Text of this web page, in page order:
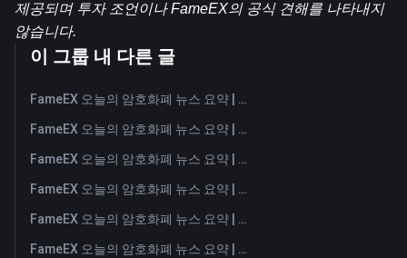
제공되며 투자 조언이나 FameEX의 공식 견해를 나타내지
않습니다.
이 그룹 내 다른 글
FameEX 오늘의 암호화폐 뉴스 요약 | 2026년 8월 7일
FameEX 오늘의 암호화폐 뉴스 요약 | 2026년 8월 6일
FameEX 오늘의 암호화폐 뉴스 요약 | 2026년 8월 5일
FameEX 오늘의 암호화폐 뉴스 요약 | 2026년 8월 4일
FameEX 오늘의 암호화폐 뉴스 요약 | 2026년 8월 3일
FameEX 오늘의 암호화폐 뉴스 요약 | 2026년 7월 31일